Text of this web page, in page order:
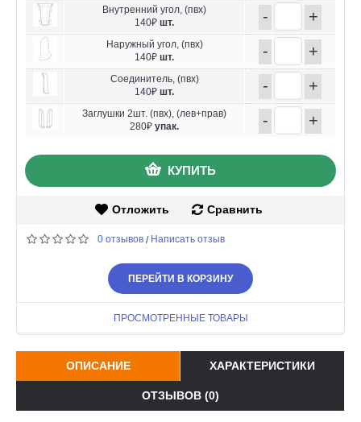
Внутренний угол, (пвх)
140₽ шт. - +
Наружный угол, (пвх)
140₽ шт. - +
Соединитель, (пвх)
140₽ шт. - +
Заглушки 2шт. (пвх), (лев+прав)
280₽ упак. - +
КУПИТЬ
Отложить Сравнить
0 отзывов / Написать отзыв
ПЕРЕЙТИ В КОРЗИНУ
ПРОСМОТРЕННЫЕ ТОВАРЫ
ОПИСАНИЕ ХАРАКТЕРИСТИКИ
ОТЗЫВОВ (0)